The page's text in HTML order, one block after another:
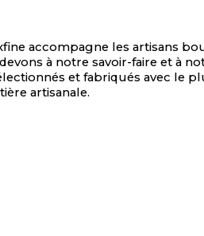
accompagne les artisans
à notre savoir-faire et à
et fabriqués avec le
artisanale.